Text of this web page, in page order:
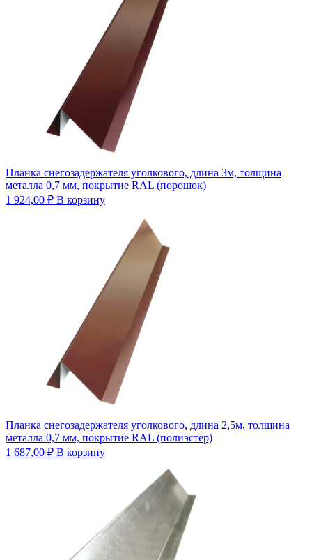
Планка снегозадержателя уголкового, длина 3м, толщина
металла 0,7 мм, покрытие RAL (порошок)
1 924,00 ₽ В корзину
Планка снегозадержателя уголкового, длина 2,5м, толщина
металла 0,7 мм, покрытие RAL (полиэстер)
1 687,00 ₽ В корзину